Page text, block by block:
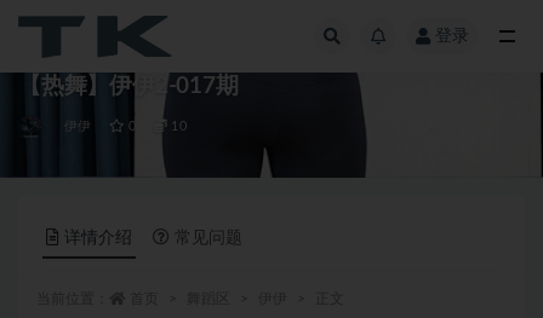
登录
【热舞】伊伊2-017期
伊伊 0 10
详情介绍 常见问题